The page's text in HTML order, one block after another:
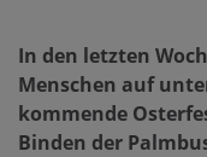
In den letzten
Menschen auf
kommende
Binden der